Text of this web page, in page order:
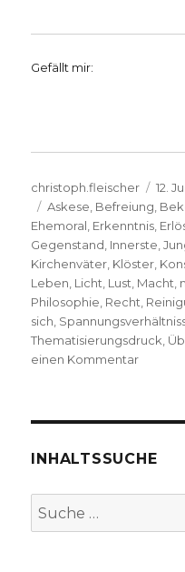
Gefällt mir:
Autor
christoph.fleischer
am
12.
Schlagwörter
Askese Befreiung
Ehemoral Erkenntnis
Gegenstand Innerste ,
Kirchenväter Klöster
Leben Licht Lust Macht
Philosophie Recht
sich
Thematisierungsdruck
einen Kommentarzu
von
2019
INHALTSSUCHE
Suche
nach: